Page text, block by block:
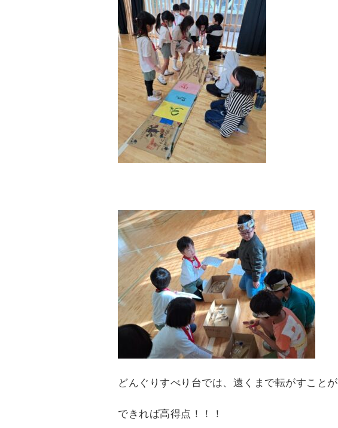
どんぐりすべり台では、遠くまで転がすことが
できれば高得点！！！